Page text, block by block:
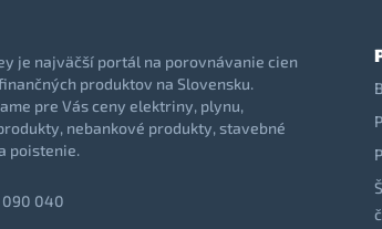
je najväčší portál na porovnávanie cien
produktov na Slovensku.
pre Vás ceny elektriny, plynu,
nebankové produkty, stavebné
poistenie.
040